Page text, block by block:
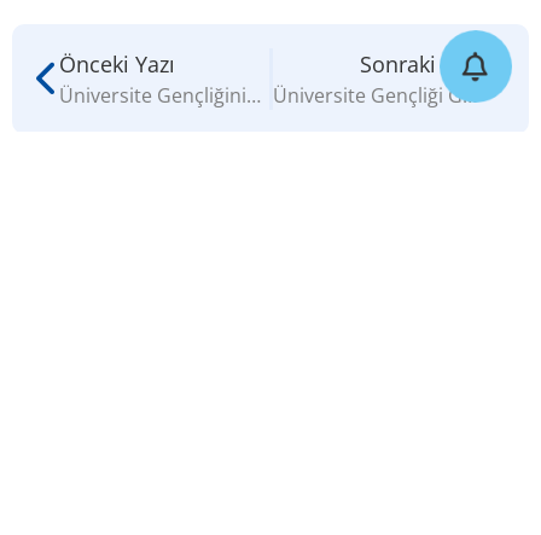
Önceki Yazı
Üniversite Gençliğinin E-Spor ve Gaming Trendleri
Sonraki Yazı
Üniversite Gençliği Gaming ve E-Spor Alışkanlıkları Raporu